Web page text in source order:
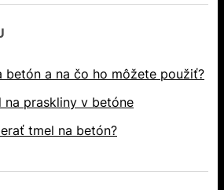
betón a na čo ho môžete použiť?
praskliny v betóne
tmel na betón?